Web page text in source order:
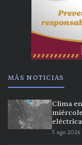
MÁS NOTICIAS
Clima
5 ago 2026